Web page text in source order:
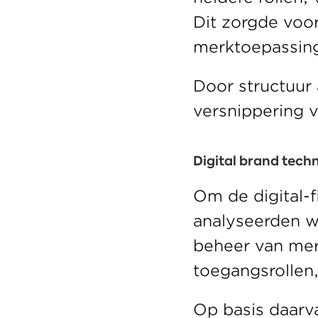
Dit zorgde
Door structuur
versnippering
Digital brand
Om de digital-
analyseerden
beheer van
Op basis